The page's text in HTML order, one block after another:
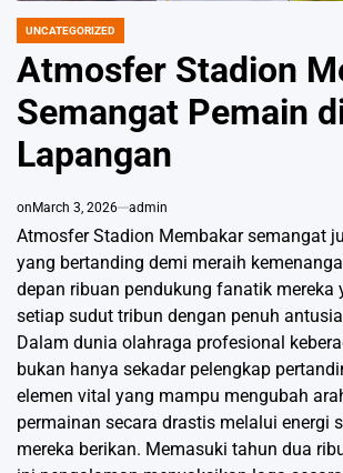
POSTED
IN
UNCATEGORIZED
Atmosfer Stadion
Semangat Pemain
Lapangan
on March 3, 2026 admin
Atmosfer Stadion Membakar semangat
yang bertanding demi meraih
depan ribuan pendukung fanatik mereka
setiap sudut tribun dengan penuh
Dalam dunia olahraga profesional
bukan hanya sekadar pelengkap
elemen vital yang mampu mengubah
permainan secara drastis melalui energi
mereka berikan. Memasuki tahun dua